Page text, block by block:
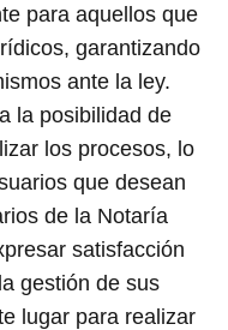
para aquellos que
garantizando
ante la ley.
la posibilidad de
los procesos, lo
que desean
de la Notaría
satisfacción
gestión de sus
lugar para realizar